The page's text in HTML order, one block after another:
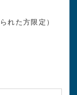
れた方限定）